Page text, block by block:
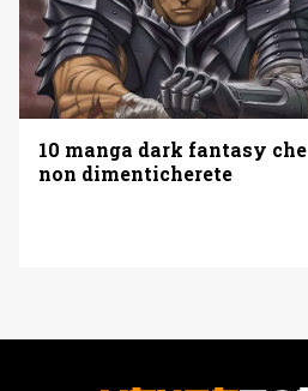
10 manga dark fantasy che
non dimenticherete